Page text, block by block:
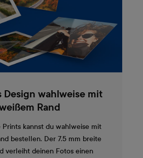
Design wahlweise mit
Rand
Prints kannst du wahlweise mit
bestellen. Der 7.5 mm breite
verleiht deinen Fotos einen